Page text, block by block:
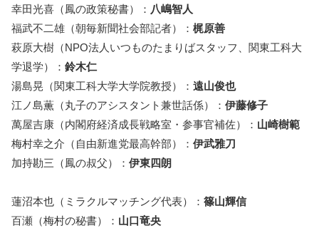
幸田光喜（鳳の政策秘書）： 八嶋智人
福武不二雄（朝毎新聞社会部記者）： 梶原善
萩原大樹（NPO法人いつものたまりばスタッフ、関東工科大
学退学）： 鈴木仁
湯島晃（関東工科大学大学院教授）： 遠山俊也
江ノ島薫（丸子のアシスタント兼世話係）： 伊藤修子
萬屋吉康（内閣府経済成長戦略室・参事官補佐）： 山崎樹範
梅村幸之介（自由新進党最高幹部）： 伊武雅刀
加持勘三（鳳の叔父）： 伊東四朗
蓮沼本也（ミラクルマッチング代表）： 篠山輝信
百瀬（梅村の秘書）： 山口竜央